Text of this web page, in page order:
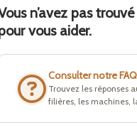
n’avez pas
vous aider.
Consulter notre FAQ
Trouvez les réponses
filières, les machines,